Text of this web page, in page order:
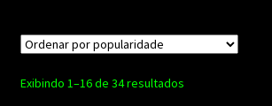
Exibindo 1–16 de 34 resultadosClassificado